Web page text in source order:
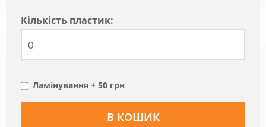
Кiлькiсть пластик:
Ламінування + 50 грн